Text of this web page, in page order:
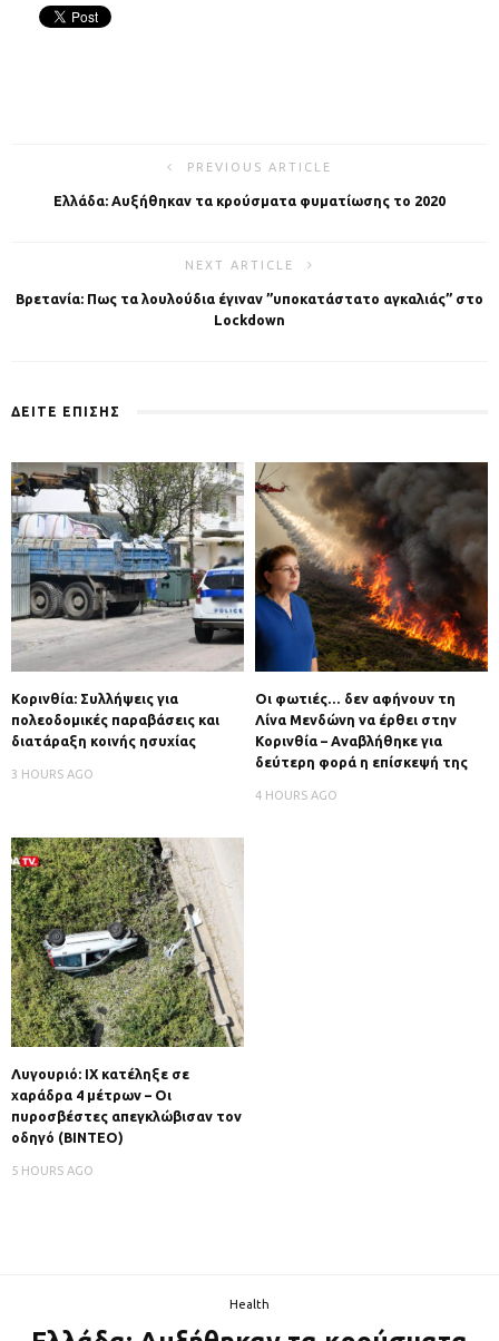
PREVIOUS ARTICLE
Ελλάδα: Αυξήθηκαν τα κρούσματα φυματίωσης το 2020
NEXT ARTICLE
Βρετανία: Πως τα λουλούδια έγιναν ”υποκατάστατο αγκαλιάς” στο
Lockdown
ΔΕΙΤΕ ΕΠΙΣΗΣ
Κορινθία: Συλλήψεις για
πολεοδομικές παραβάσεις και
διατάραξη κοινής ησυχίας
3 HOURS AGO
Οι φωτιές… δεν αφήνουν τη
Λίνα Μενδώνη να έρθει στην
Κορινθία – Αναβλήθηκε για
δεύτερη φορά η επίσκεψή της
4 HOURS AGO
Λυγουριό: ΙΧ κατέληξε σε
χαράδρα 4 μέτρων – Οι
πυροσβέστες απεγκλώβισαν τον
οδηγό (ΒΙΝΤΕΟ)
5 HOURS AGO
Health